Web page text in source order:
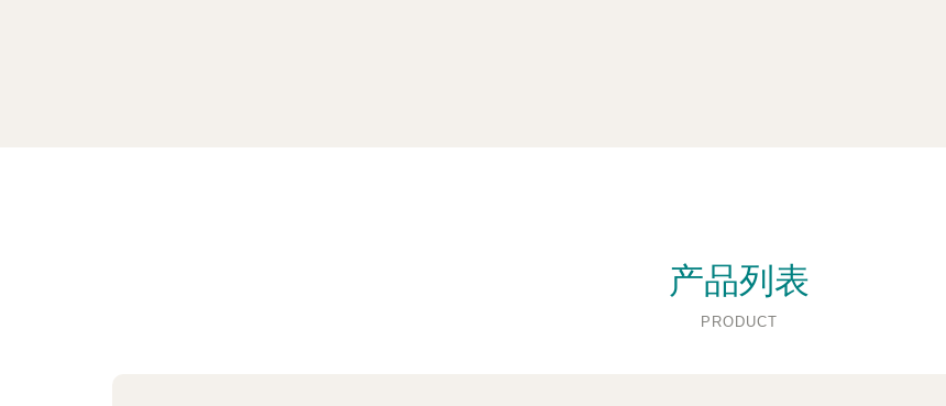
产品列表
PRODUCT